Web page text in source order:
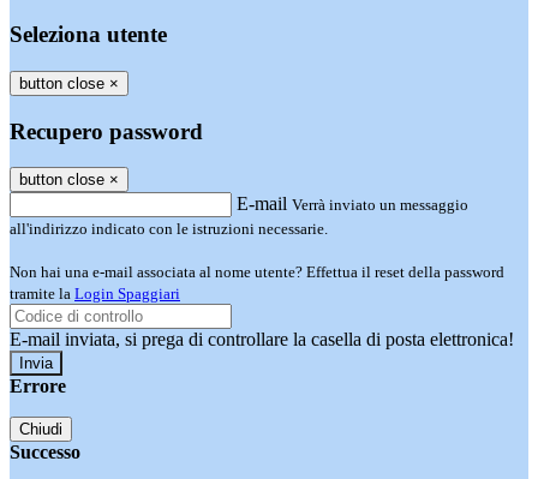
Seleziona utente
button close ×
Recupero password
button close ×
E-mail Verrà inviato un messaggio
all'indirizzo indicato con le istruzioni necessarie.
Non hai una e-mail associata al nome utente? Effettua il reset della password
tramite la Login Spaggiari
E-mail inviata, si prega di controllare la casella di posta elettronica!
Errore
Chiudi
Successo